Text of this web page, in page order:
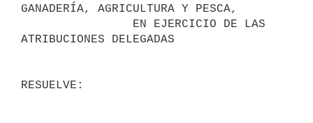
GANADERÍA, AGRICULTURA Y PESCA,
ATRIBUCIONES DELEGADAS